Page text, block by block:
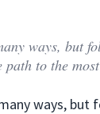
ways, but
to the
ways, but